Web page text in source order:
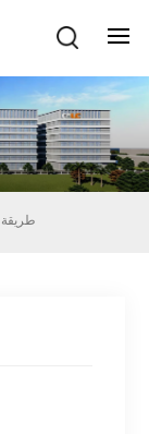
طريقة